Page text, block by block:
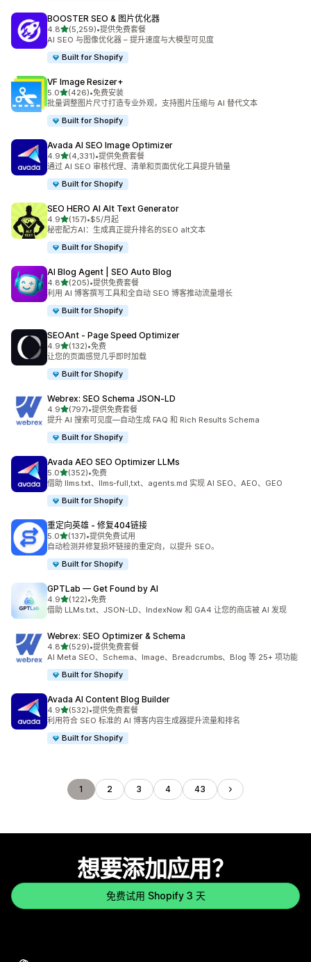
BOOSTER SEO & 图片优化器
4.8星（满分 5 星）
(5,259)
总共 5259 条评论
•提供免费套餐
AI SEO 与图像优化器 – 提升速度与大模型可见度
Built for Shopify
VF Image Resizer+
5.0星（满分 5 星）
(426)
总共 426 条评论
•免费安装
批量调整图片尺寸打造专业外观，支持图片压缩与 AI 替代文本
Built for Shopify
Avada AI SEO Image Optimizer
4.9星（满分 5 星）
(4,331)
总共 4331 条评论
•提供免费套餐
通过 AI SEO 审核代理、清单和页面优化工具提升销量
Built for Shopify
SEO HERO AI Alt Text Generator
4.9星（满分 5 星）
(157)
总共 157 条评论
•$5/月起
秘密配方AI：生成真正提升排名的SEO alt文本
Built for Shopify
AI Blog Agent | SEO Auto Blog
4.8星（满分 5 星）
(205)
总共 205 条评论
•提供免费套餐
利用 AI 博客撰写工具和全自动 SEO 博客推动流量增长
Built for Shopify
SEOAnt ‑ Page Speed Optimizer
4.9星（满分 5 星）
(132)
总共 132 条评论
•免费
让您的页面感觉几乎即时加载
Built for Shopify
Webrex: SEO Schema JSON‑LD
4.9星（满分 5 星）
(797)
总共 797 条评论
•提供免费套餐
提升 AI 搜索可见度—自动生成 FAQ 和 Rich Results Schema
Built for Shopify
Avada AEO SEO Optimizer LLMs
5.0星（满分 5 星）
(352)
总共 352 条评论
•免费
借助 llms.txt、llms-full,txt、agents.md 实现 AI SEO、AEO、GEO
Built for Shopify
重定向英雄 ‑ 修复404链接
5.0星（满分 5 星）
(137)
总共 137 条评论
•提供免费试用
自动检测并修复损坏链接的重定向，以提升 SEO。
Built for Shopify
GPTLab — Get Found by AI
4.9星（满分 5 星）
(122)
总共 122 条评论
•免费
借助 LLMs.txt、JSON-LD、IndexNow 和 GA4 让您的商店被 AI 发现
Webrex: SEO Optimizer & Schema
4.8星（满分 5 星）
(529)
总共 529 条评论
•提供免费套餐
AI Meta SEO、Schema、Image、Breadcrumbs、Blog 等 25+ 项功能
Built for Shopify
Avada AI Content Blog Builder
4.9星（满分 5 星）
(532)
总共 532 条评论
•提供免费套餐
利用符合 SEO 标准的 AI 博客内容生成器提升流量和排名
Built for Shopify
1 2 3 4 43
想要添加应用？
免费试用 Shopify 3 天